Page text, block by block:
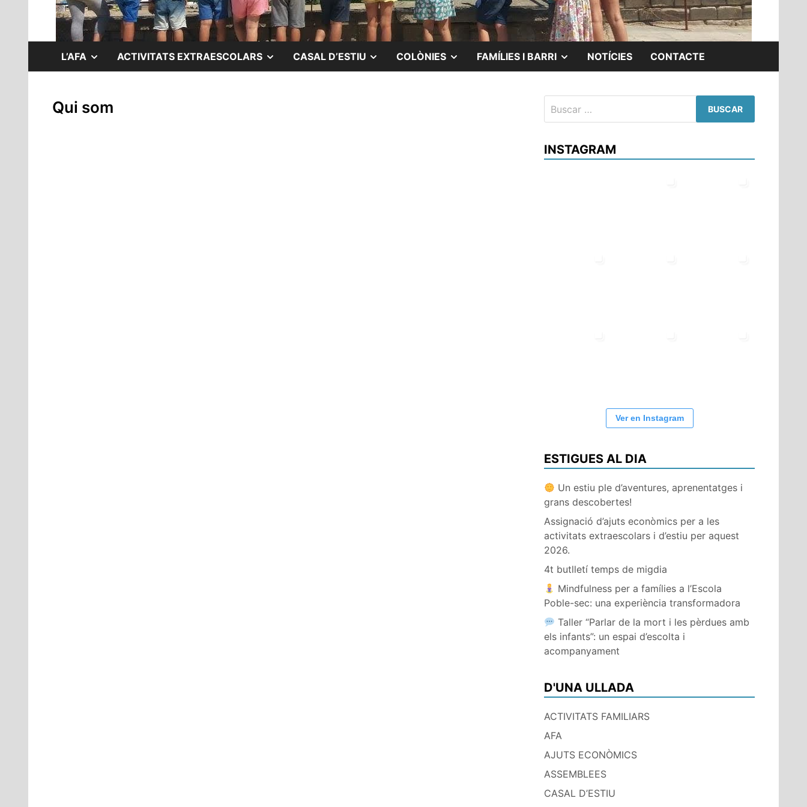
L’AFA MOSTRAR
SUBMENÚ
ACTIVITATS EXTRAESCOLARS MOSTRAR
CASAL D’ESTIU MOSTRAR
COLÒNIES MOSTRAR
FAMÍLIES I BARRI MOSTRAR
SUBMENÚ
NOTÍCIES CONTACTE
Qui som
INSTAGRAM
Ver en Instagram
ESTIGUES AL DIA
Un estiu ple d’aventures, aprenentatges i
grans descobertes!
Assignació d’ajuts econòmics per a les
activitats extraescolars i d’estiu per aquest
2026.
4t butlletí temps de migdia
Mindfulness per a famílies a l’Escola
Poble-sec: una experiència transformadora
Taller “Parlar de la mort i les pèrdues amb
els infants”: un espai d’escolta i
acompanyament
D'UNA ULLADA
ACTIVITATS FAMILIARS
AFA
AJUTS ECONÒMICS
ASSEMBLEES
CASAL D’ESTIU